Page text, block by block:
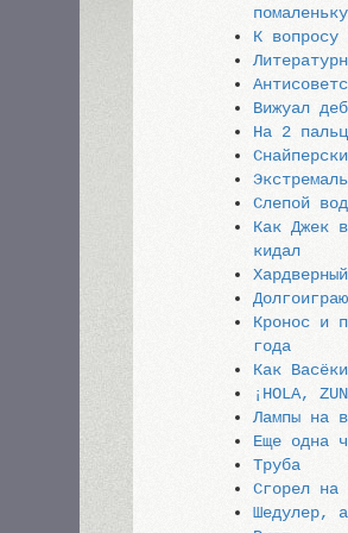
помаленьку
К вопросу
Вижуал
На 2
Слепой
Как Джек
кидал
Кронос и
года
Как
¡HOLA,
Лампы на
Еще одна
Труба
Сгорел на
Шедулер,